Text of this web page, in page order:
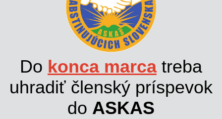
Do konca marca treba
uhradiť členský príspevok
do ASKAS